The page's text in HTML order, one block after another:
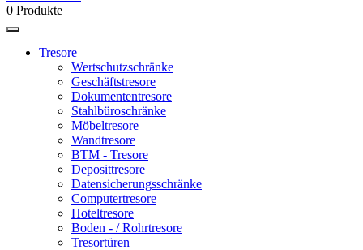
0 Produkte
Tresore
Wertschutzschränke
Geschäftstresore
Dokumententresore
Stahlbüroschränke
Möbeltresore
Wandtresore
BTM - Tresore
Deposittresore
Datensicherungsschränke
Computertresore
Hoteltresore
Boden - / Rohrtresore
Tresortüren